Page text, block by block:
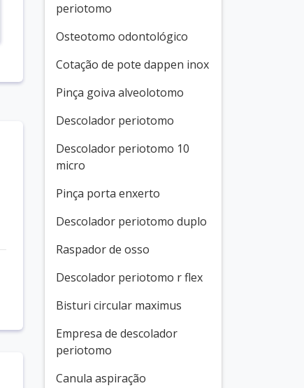
periotomo
Osteotomo odontológico
Cotação de pote dappen inox
Pinça goiva alveolotomo
Descolador periotomo
Descolador periotomo 10
micro
Pinça porta enxerto
Descolador periotomo duplo
Raspador de osso
Descolador periotomo r flex
Bisturi circular maximus
Empresa de descolador
periotomo
Canula aspiração